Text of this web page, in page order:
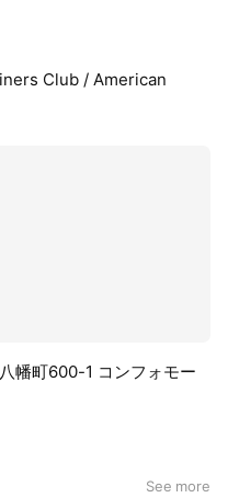
Club / American
幡町600-1 コンフォモー
See more